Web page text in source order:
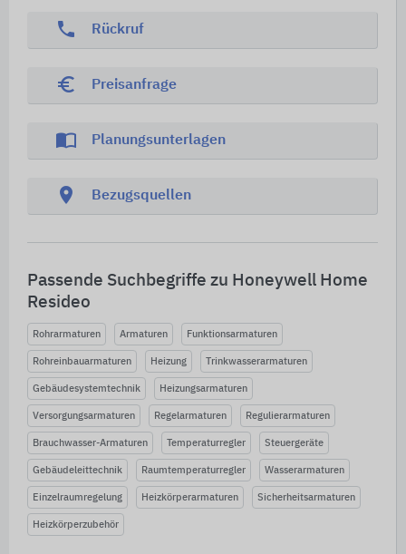
phone Rückruf
euro_symbol Preisanfrage
import_contacts Planungsunterlagen
location_on Bezugsquellen
Passende Suchbegriffe zu Honeywell Home
Resideo
Rohrarmaturen Armaturen Funktionsarmaturen
Rohreinbauarmaturen Heizung Trinkwasserarmaturen
Gebäudesystemtechnik Heizungsarmaturen
Versorgungsarmaturen Regelarmaturen Regulierarmaturen
Brauchwasser-Armaturen Temperaturregler Steuergeräte
Gebäudeleittechnik Raumtemperaturregler Wasserarmaturen
Einzelraumregelung Heizkörperarmaturen Sicherheitsarmaturen
Heizkörperzubehör